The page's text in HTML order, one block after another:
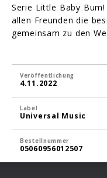
Serie Little Baby
allen Freunden die
gemeinsam zu den
Veröffentlichung
4.11.2022
Label
Universal Music
Bestellnummer
05060956012507